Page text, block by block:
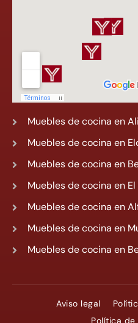
Muebles de cocina en
Muebles de cocina en
Muebles de cocina en
Muebles de cocina en
Muebles de cocina en
Muebles de cocina en
Muebles de cocina en
Aviso legal
Política de